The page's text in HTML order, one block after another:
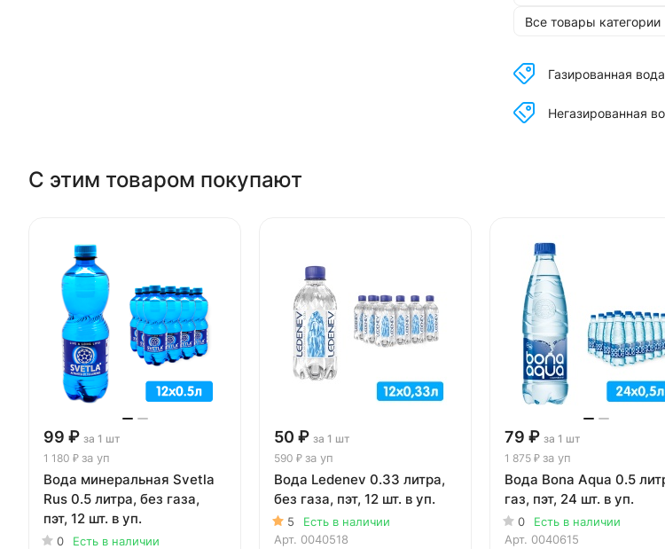
Все товары категории
Газированная вода
Негазированная
С этим товаром покупают
99 ₽ за 1 шт
1 180 ₽ за уп
Вода минеральная Svetla
Rus 0.5 литра, без газа,
пэт, 12 шт. в уп.
0
Есть в наличии
50 ₽ за 1 шт
590 ₽ за уп
Вода Ledenev 0.33 литра,
без газа, пэт, 12 шт. в уп.
5
Есть в наличии
Арт. 0040518
79 ₽ за 1 шт
1 875 ₽ за уп
Вода Bona Aqua 0.5
газ, пэт, 24 шт. в уп.
0
Есть в наличии
Арт. 0040615